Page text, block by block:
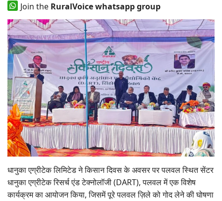
Cooperatives
International
Rural Dialogue
Ground Report
Rural Connect
Gallery
National
Latest News
Join the RuralVoice whatsapp group
धानुका एग्रीटेक लिमिटेड ने किसान दिवस के अवसर पर पलवल स्थित सेंटर
धानुका एग्रीटेक रिसर्च एंड टेक्नोलॉजी (DART), पलवल में एक विशेष
कार्यक्रम का आयोजन किया, जिसमें पूरे पलवल ज़िले को गोद लेने की घोषणा